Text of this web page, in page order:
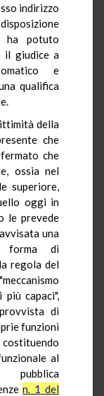
indirizzo
ha potuto
il giudice a
e
qualifica
della
che
che
ossia nel
superiore,
oggi in
le prevede
una
forma di
regola del
capaci",
di
funzioni
al
n. 1 del